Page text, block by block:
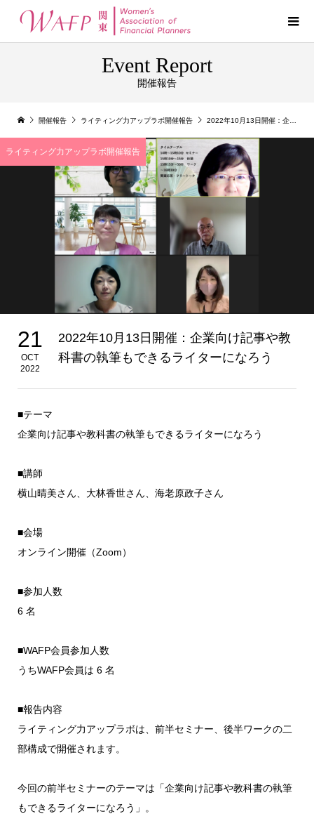
Event Report
開催報告
開催報告 ライティング力アップラボ開催報告 2022年10月13日開催：企業向け記事や教科書の執筆もできるライターになろう
ライティング力アップラボ開催報告
21
OCT
2022
2022年10月13日開催：企業向け記事や教
科書の執筆もできるライターになろう
■テーマ
企業向け記事や教科書の執筆もできるライターになろう
■講師
横山晴美さん、大林香世さん、海老原政子さん
■会場
オンライン開催（Zoom）
■参加人数
6 名
■WAFP会員参加人数
うちWAFP会員は 6 名
■報告内容
ライティング力アップラボは、前半セミナー、後半ワークの二
部構成で開催されます。
今回の前半セミナーのテーマは「企業向け記事や教科書の執筆
もできるライターになろう」。